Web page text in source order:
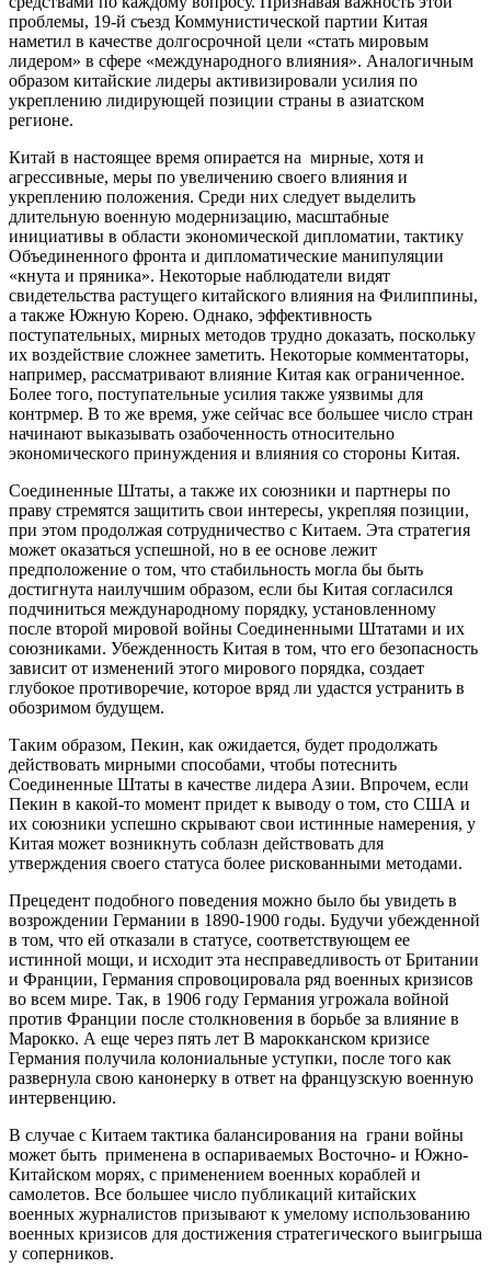
проблемы, 19-й съезд Коммунистической партии Китая
наметил в качестве долгосрочной цели «стать мировым
лидером» в сфере «международного влияния». Аналогичным
образом китайские лидеры активизировали усилия по
укреплению лидирующей позиции страны в азиатском
регионе.
Китай в настоящее время опирается на мирные, хотя и
агрессивные, меры по увеличению своего влияния и
укреплению положения. Среди них следует выделить
длительную военную модернизацию, масштабные
инициативы в области экономической дипломатии, тактику
Объединенного фронта и дипломатические манипуляции
«кнута и пряника». Некоторые наблюдатели видят
свидетельства растущего китайского влияния на Филиппины,
а также Южную Корею. Однако, эффективность
поступательных, мирных методов трудно доказать, поскольку
их воздействие сложнее заметить. Некоторые комментаторы,
например, рассматривают влияние Китая как ограниченное.
Более того, поступательные усилия также уязвимы для
контрмер. В то же время, уже сейчас все большее число стран
начинают выказывать озабоченность относительно
экономического принуждения и влияния со стороны Китая.
Соединенные Штаты, а также их союзники и партнеры по
праву стремятся защитить свои интересы, укрепляя позиции,
при этом продолжая сотрудничество с Китаем. Эта стратегия
может оказаться успешной, но в ее основе лежит
предположение о том, что стабильность могла бы быть
достигнута наилучшим образом, если бы Китая согласился
подчиниться международному порядку, установленному
после второй мировой войны Соединенными Штатами и их
союзниками. Убежденность Китая в том, что его безопасность
зависит от изменений этого мирового порядка, создает
глубокое противоречие, которое вряд ли удастся устранить в
обозримом будущем.
Таким образом, Пекин, как ожидается, будет продолжать
действовать мирными способами, чтобы потеснить
Соединенные Штаты в качестве лидера Азии. Впрочем, если
Пекин в какой-то момент придет к выводу о том, сто США и
их союзники успешно скрывают свои истинные намерения, у
Китая может возникнуть соблазн действовать для
утверждения своего статуса более рискованными методами.
Прецедент подобного поведения можно было бы увидеть в
возрождении Германии в 1890-1900 годы. Будучи убежденной
в том, что ей отказали в статусе, соответствующем ее
истинной мощи, и исходит эта несправедливость от Британии
и Франции, Германия спровоцировала ряд военных кризисов
во всем мире. Так, в 1906 году Германия угрожала войной
против Франции после столкновения в борьбе за влияние в
Марокко. А еще через пять лет В марокканском кризисе
Германия получила колониальные уступки, после того как
развернула свою канонерку в ответ на французскую военную
интервенцию.
В случае с Китаем тактика балансирования на грани войны
может быть применена в оспариваемых Восточно- и Южно-
Китайском морях, с применением военных кораблей и
самолетов. Все большее число публикаций китайских
военных журналистов призывают к умелому использованию
военных кризисов для достижения стратегического выигрыша
у соперников.